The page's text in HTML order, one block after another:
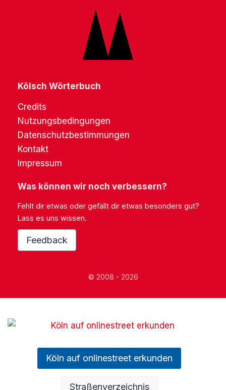
Kölsch Wörterbuch
Credits
Nutzungsbedingungen
Datenschutzbestimmungen
Kontakt
Impressum
Was können wir noch verbessern?
Fehlt dir etwas oder gefällt dir etwas besonders gut?
Lass es uns wissen.
Feedback
© 2008 - 2026
Köln auf onlinestreet erkunden
Straßenverzeichnis